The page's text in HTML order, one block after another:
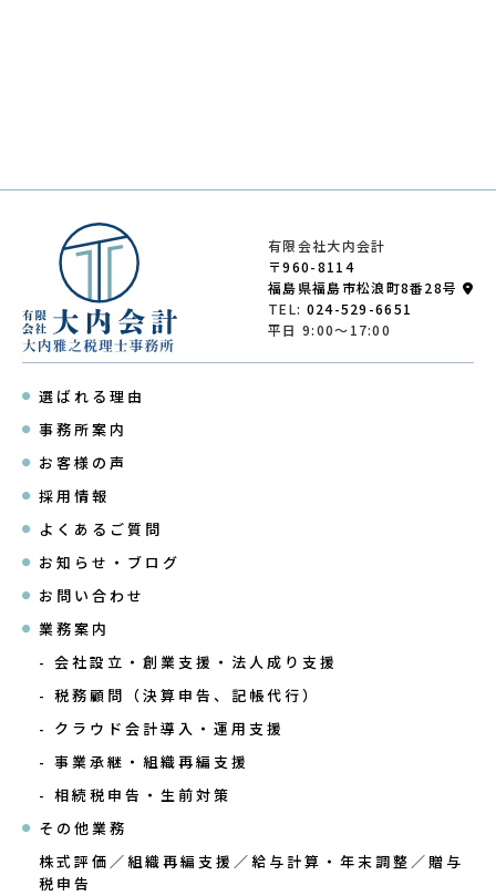
有限会社大内会計
〒960-8114
福島県福島市松浪町8番28号
TEL: 024-529-6651
平日 9:00～17:00
選ばれる理由
事務所案内
お客様の声
採用情報
よくあるご質問
お知らせ・ブログ
お問い合わせ
業務案内
- 会社設立・創業支援・法人成り支援
- 税務顧問（決算申告、記帳代行）
- クラウド会計導入・運用支援
- 事業承継・組織再編支援
- 相続税申告・生前対策
その他業務
株式評価／組織再編支援／給与計算・年末調整／ 贈与
税申告